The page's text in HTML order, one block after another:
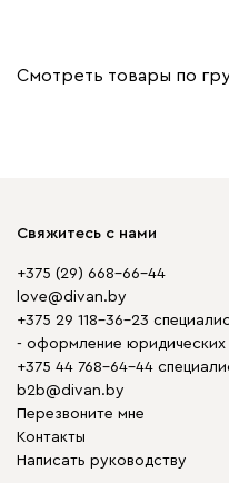
Смотреть товары по
Свяжитесь с нами
+375 (29) 668-66-44
love@divan.by
+375 29 118-36-23
- оформление юридических
+375 44 768-64-44
b2b@divan.by
Перезвоните мне
Контакты
Написать руководству